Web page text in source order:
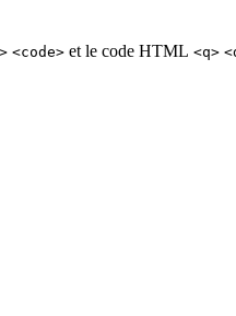
<code> et le code HTML <q>